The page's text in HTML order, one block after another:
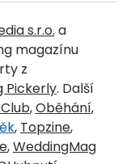
s.r.o. a
magazínu
z
Pickerly. Další
,Oběhání,
, Topzine,
,WeddingMag